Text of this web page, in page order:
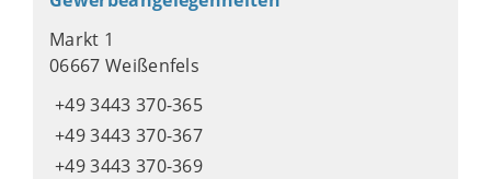
Markt 1
06667 Weißenfels
+49 3443 370-365
+49 3443 370-367
+49 3443 370-369